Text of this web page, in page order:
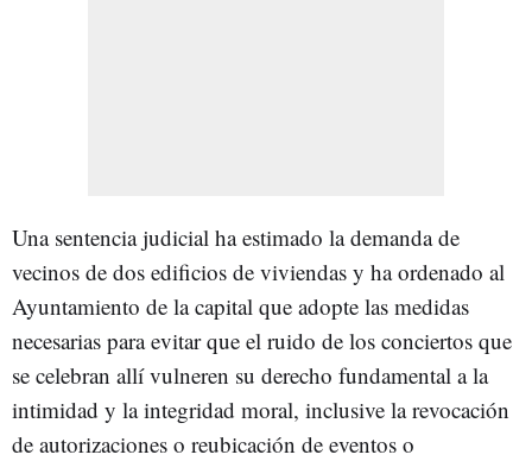
Una sentencia judicial ha estimado la demanda de
vecinos de dos edificios de viviendas y ha ordenado al
Ayuntamiento de la capital que adopte las medidas
necesarias para evitar que el ruido de los conciertos que
se celebran allí vulneren su derecho fundamental a la
intimidad y la integridad moral, inclusive la revocación
de autorizaciones o reubicación de eventos o